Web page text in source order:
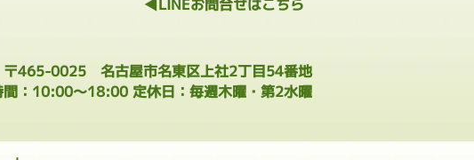
◀LINEお問合せはこちら
〒465-0025 名古屋市名東区上社2丁目54番地
間：10:00～18:00 定休日：毎週木曜・第2水曜